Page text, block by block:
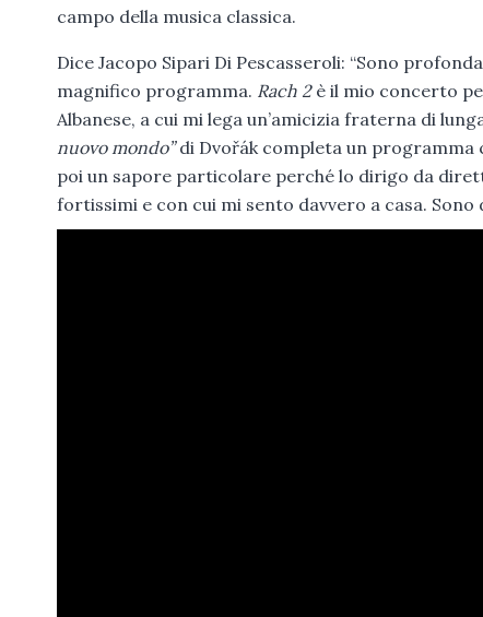
campo della musica classica.
Dice Jacopo Sipari Di Pescasseroli: “Sono
magnifico programma. Rach 2è il mio concerto
Albanese, a cui mi lega un’amicizia fraterna di
nuovo mondo”di Dvořák completa un programma
poi un sapore particolare perché lo dirigo da
fortissimi e con cui mi sento davvero a casa. Sono